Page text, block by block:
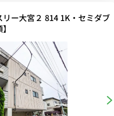
リー大宮２ 814 1K・セミダブ